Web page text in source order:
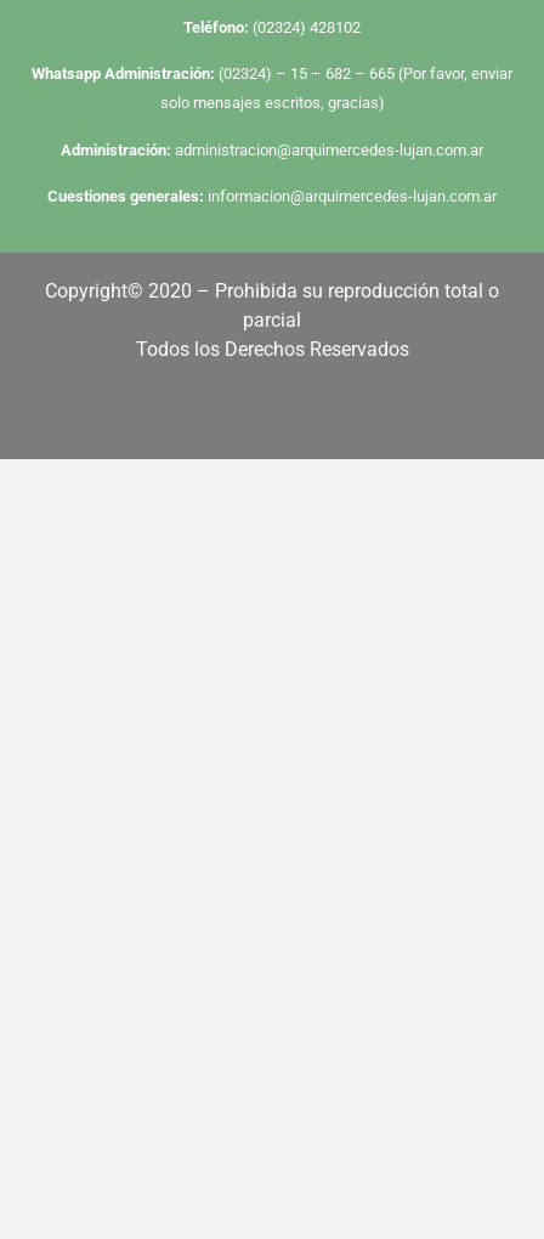
Te léfono: (02324) 428102
Whatsapp Administración: (02324) – 15 – 682 – 665 (Por favor, enviar
solo mensajes escritos, gracias)
Administración: administracion@arquimercedes-lujan.com.ar
Cuestiones generales: informacion@arquimercedes-lujan.com.ar
Copyright© 2020 – Prohibida su reproducción total o
parcial
Todos los Derechos Reservados